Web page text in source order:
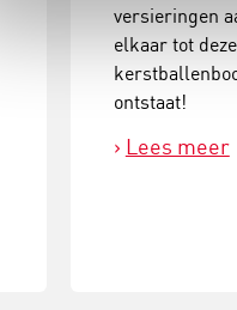
versieringen
elkaar tot
ontstaat!
Lees meer